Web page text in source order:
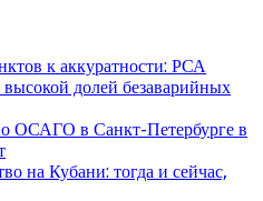
к аккуратности: РСА
долей безаварийных
ОСАГО в Санкт-Петербурге в
на Кубани: тогда и сейчас,